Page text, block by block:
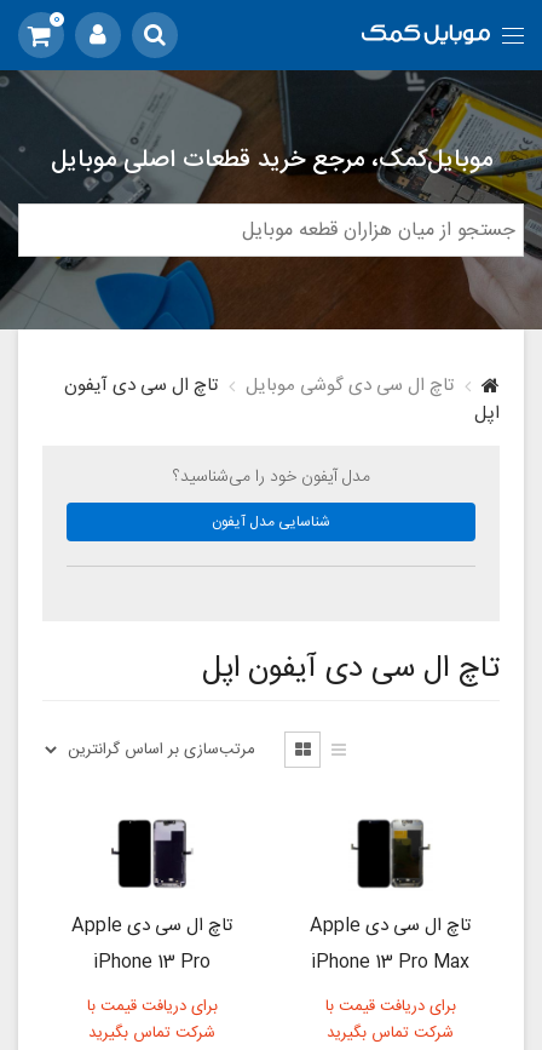
0
موبایل‌کمک، مرجع خرید قطعات اصلی موبایل
تاچ ال سی دی گوشی موبایل
تاچ ال سی دی آیفون
اپل
مدل آیفون خود را می‌شناسید؟
شناسایی مدل آیفون
تاچ ال سی دی آیفون اپل
تاچ ال سی دی Apple
iPhone 13 Pro Max
برای دریافت قیمت با
شرکت تماس بگیرید
تاچ ال سی دی Apple
iPhone 13 Pro
برای دریافت قیمت با
شرکت تماس بگیرید